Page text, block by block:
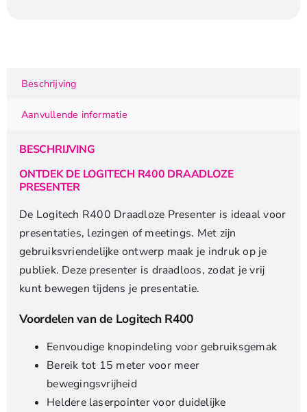
aantal
Beschrijving
Aanvullende informatie
BESCHRIJVING
ONTDEK DE LOGITECH R400 DRAADLOZE
PRESENTER
De Logitech R400 Draadloze Presenter is ideaal voor
presentaties, lezingen of meetings. Met zijn
gebruiksvriendelijke ontwerp maak je indruk op je
publiek. Deze presenter is draadloos, zodat je vrij
kunt bewegen tijdens je presentatie.
Voordelen van de Logitech R400
Eenvoudige knopindeling voor gebruiksgemak
Bereik tot 15 meter voor meer
bewegingsvrijheid
Heldere laserpointer voor duidelijke